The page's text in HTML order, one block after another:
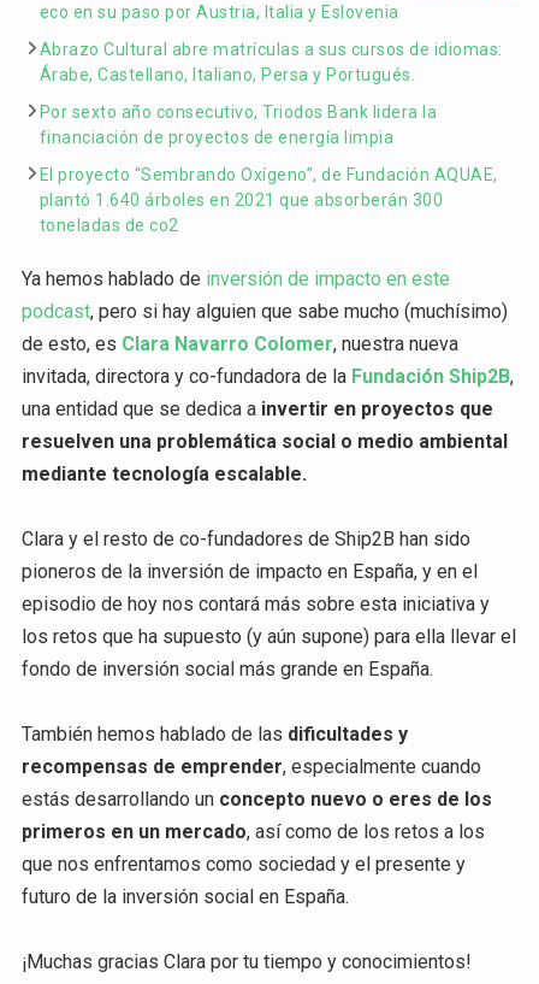
eco en su paso por Austria, Italia y Eslovenia
Abrazo Cultural abre matrículas a sus cursos de idiomas:
Árabe, Castellano, Italiano, Persa y Portugués.
Por sexto año consecutivo, Triodos Bank lidera la
financiación de proyectos de energía limpia
El proyecto “Sembrando Oxígeno”, de Fundación AQUAE,
plantó 1.640 árboles en 2021 que absorberán 300
toneladas de co2
Ya hemos hablado de inversión de impacto en este
podcast, pero si hay alguien que sabe mucho (muchísimo)
de esto, es Clara Navarro Colomer, nuestra nueva
invitada, directora y co-fundadora de la Fundación Ship2B,
una entidad que se dedica a invertir en proyectos que
resuelven una problemática social o medio ambiental
mediante tecnología escalable.
Clara y el resto de co-fundadores de Ship2B han sido
pioneros de la inversión de impacto en España, y en el
episodio de hoy nos contará más sobre esta iniciativa y
los retos que ha supuesto (y aún supone) para ella llevar el
fondo de inversión social más grande en España.
También hemos hablado de las dificultades y
recompensas de emprender, especialmente cuando
estás desarrollando un concepto nuevo o eres de los
primeros en un mercado, así como de los retos a los
que nos enfrentamos como sociedad y el presente y
futuro de la inversión social en España.
¡Muchas gracias Clara por tu tiempo y conocimientos!